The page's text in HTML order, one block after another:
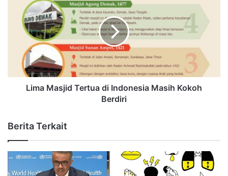
Lima Masjid Tertua di Indonesia Masih Kokoh
Berdiri
Berita Terkait